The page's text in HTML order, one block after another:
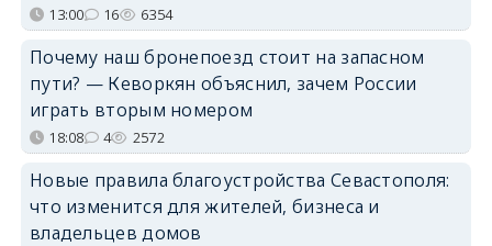
13:00 16 6354
Почему наш бронепоезд стоит на запасном
пути? — Кеворкян объяснил, зачем России
играть вторым номером
18:08 4 2572
Новые правила благоустройства Севастополя:
что изменится для жителей, бизнеса и
владельцев домов